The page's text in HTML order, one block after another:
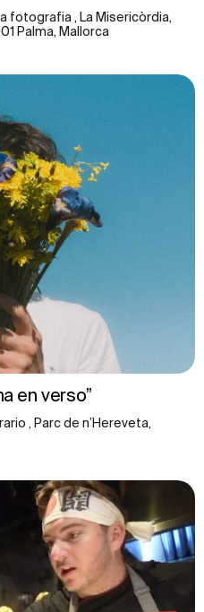
fotografia , La Misericòrdia,
Palma, Mallorca
en verso”
, Parc de n’Hereveta,